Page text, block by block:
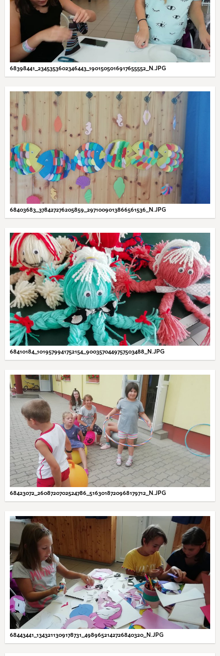
68398441_2345353602346443_1901505016917655552_N.JPG
68403683_378427276205859_2971009013866561536_N.JPG
68410184_1019579941752154_9003570449757503488_N.JPG
68423072_2608720702524786_5163018720968179712_N.JPG
68443441_1343211309178731_4989652142726840320_N.JPG